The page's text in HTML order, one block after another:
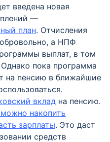
введена новая
—
план. Отчисления
а НПФ
выплат, в том
пока программа
на пенсию в ближайшие
вклад на пенсию.
накопить
зарплаты. Это даст
средств